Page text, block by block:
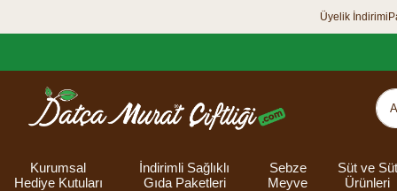
Üyelik İndirimi
Kurumsal
Hediye Kutuları
İndirimli Sağlıklı
Gıda Paketleri
Sebze
Meyve
Süt ve Süt
Ürünleri